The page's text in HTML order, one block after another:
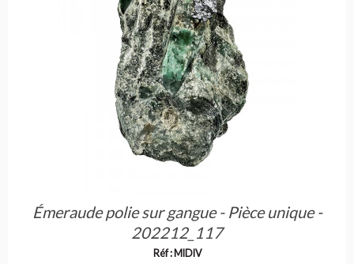
Émeraude polie sur gangue - Pièce unique -
202212_117
Réf : MIDIV